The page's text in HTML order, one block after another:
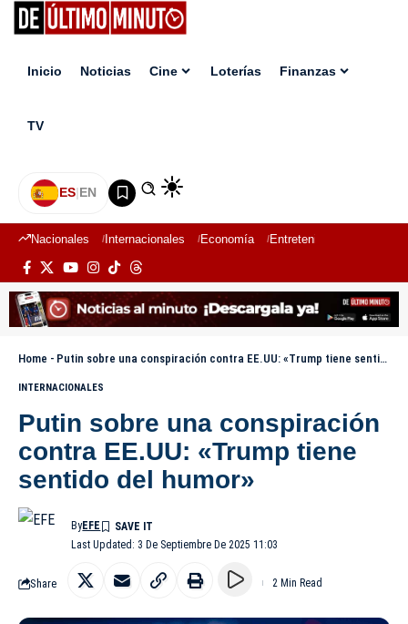
Inicio Noticias Cine Loterías Finanzas
TV
ES|EN
Nacionales Internacionales Economía Entretenimiento
Home - Putin sobre una conspiración contra EE.UU: «Trump tiene sentido del humor»
INTERNACIONALES
Putin sobre una conspiración
contra EE.UU: «Trump tiene
sentido del humor»
Last Updated: 3 De Septiembre De 2025 11:03
ByEFE
Share 2 Min Read